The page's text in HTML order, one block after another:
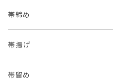
海のいろ ～sea-green～
格ある夏の名古屋帯（都の絽綴れ）
おとなの浴衣(有松 鳴海絞り)
- 博多帯
夏・単衣用(夏帯)
- 西陣織
夏・単衣用(夏帯)
- 紬帯・自然布
帯締め
- おびやオリジナル
- 細平唐組 (7mmスリム帯締め)
帯揚げ
- おびやオリジナル
帯留め